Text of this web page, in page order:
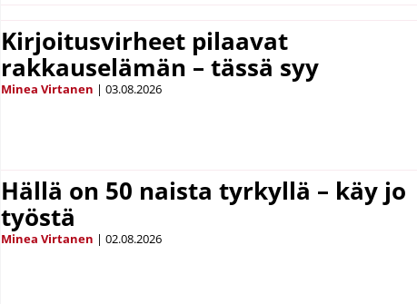
Kirjoitusvirheet pilaavat
rakkauselämän – tässä syy
Minea Virtanen | 03.08.2026
Hällä on 50 naista tyrkyllä – käy jo
työstä
Minea Virtanen | 02.08.2026